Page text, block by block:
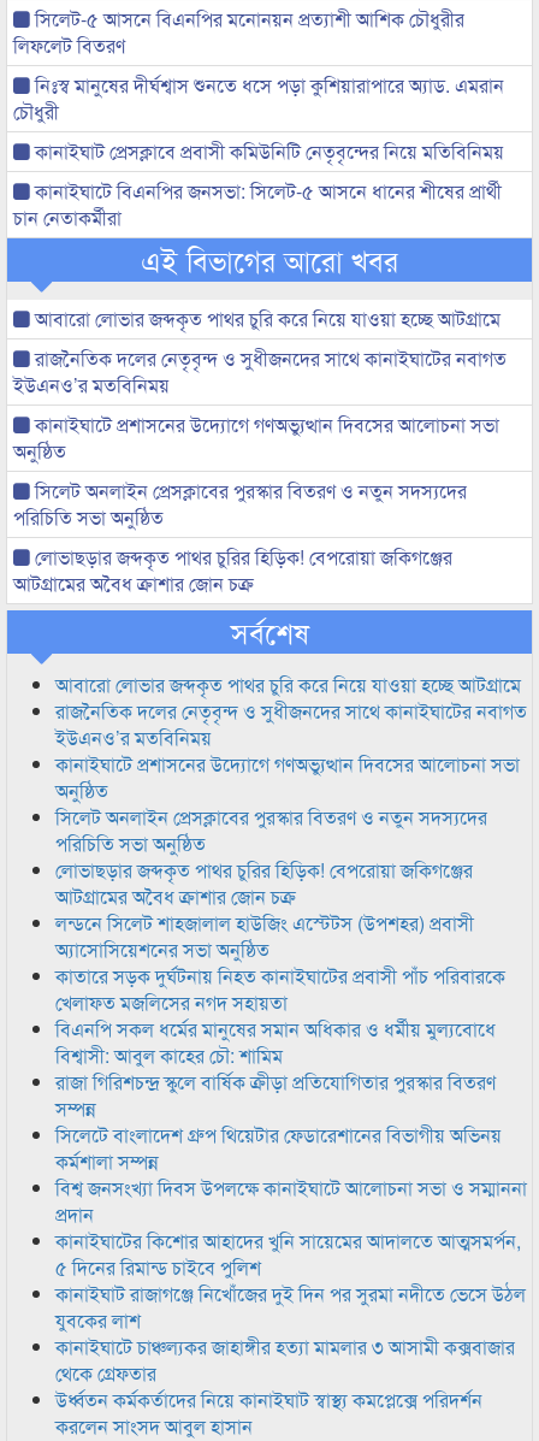
সিলেট-৫ আসনে বিএনপির মনোনয়ন প্রত্যাশী আশিক চৌধুরীর
লিফলেট বিতরণ
নিঃস্ব মানুষের দীর্ঘশ্বাস শুনতে ধসে পড়া কুশিয়ারাপারে অ্যাড. এমরান
চৌধুরী
কানাইঘাট প্রেসক্লাবে প্রবাসী কমিউনিটি নেতৃবৃন্দের নিয়ে মতিবিনিময়
কানাইঘাটে বিএনপির জনসভা: সিলেট-৫ আসনে ধানের শীষের প্রার্থী
চান নেতাকর্মীরা
এই বিভাগের আরো খবর
আবারো লোভার জব্দকৃত পাথর চুরি করে নিয়ে যাওয়া হচ্ছে আটগ্রামে
রাজনৈতিক দলের নেতৃবৃন্দ ও সুধীজনদের সাথে কানাইঘাটের নবাগত
ইউএনও’র মতবিনিময়
কানাইঘাটে প্রশাসনের উদ্যোগে গণঅভ্যুত্থান দিবসের আলোচনা সভা
অনুষ্ঠিত
সিলেট অনলাইন প্রেসক্লাবের পুরস্কার বিতরণ ও নতুন সদস্যদের
পরিচিতি সভা অনুষ্ঠিত
লোভাছড়ার জব্দকৃত পাথর চুরির হিড়িক! বেপরোয়া জকিগঞ্জের
আটগ্রামের অবৈধ ক্রাশার জোন চক্র
সর্বশেষ
আবারো লোভার জব্দকৃত পাথর চুরি করে নিয়ে যাওয়া হচ্ছে আটগ্রামে
রাজনৈতিক দলের নেতৃবৃন্দ ও সুধীজনদের সাথে কানাইঘাটের নবাগত
ইউএনও’র মতবিনিময়
কানাইঘাটে প্রশাসনের উদ্যোগে গণঅভ্যুত্থান দিবসের আলোচনা সভা
অনুষ্ঠিত
সিলেট অনলাইন প্রেসক্লাবের পুরস্কার বিতরণ ও নতুন সদস্যদের
পরিচিতি সভা অনুষ্ঠিত
লোভাছড়ার জব্দকৃত পাথর চুরির হিড়িক! বেপরোয়া জকিগঞ্জের
আটগ্রামের অবৈধ ক্রাশার জোন চক্র
লন্ডনে সিলেট শাহজালাল হাউজিং এস্টেটস (উপশহর) প্রবাসী
অ্যাসোসিয়েশনের সভা অনুষ্ঠিত
কাতারে সড়ক দুর্ঘটনায় নিহত কানাইঘাটের প্রবাসী পাঁচ পরিবারকে
খেলাফত মজলিসের নগদ সহায়তা
বিএনপি সকল ধর্মের মানুষের সমান অধিকার ও ধর্মীয় মুল্যবোধে
বিশ্বাসী: আবুল কাহের চৌ: শামিম
রাজা গিরিশচন্দ্র স্কুলে বার্ষিক ক্রীড়া প্রতিযোগিতার পুরস্কার বিতরণ
সম্পন্ন
সিলেটে বাংলাদেশ গ্রুপ থিয়েটার ফেডারেশানের বিভাগীয় অভিনয়
কর্মশালা সম্পন্ন
বিশ্ব জনসংখ্যা দিবস উপলক্ষে কানাইঘাটে আলোচনা সভা ও সম্মাননা
প্রদান
কানাইঘাটের কিশোর আহাদের খুনি সায়েমের আদালতে আত্মসমর্পন,
৫ দিনের রিমান্ড চাইবে পুলিশ
কানাইঘাট রাজাগঞ্জে নিখোঁজের দুই দিন পর সুরমা নদীতে ভেসে উঠল
যুবকের লাশ
কানাইঘাটে চাঞ্চল্যকর জাহাঙ্গীর হত্যা মামলার ৩ আসামী কক্সবাজার
থেকে গ্রেফতার
উর্ধ্বতন কর্মকর্তাদের নিয়ে কানাইঘাট স্বাস্থ্য কমপ্লেক্সে পরিদর্শন
করলেন সাংসদ আবুল হাসান